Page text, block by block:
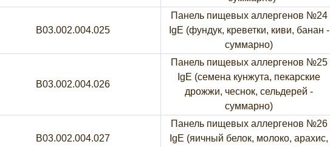
B03.002.004.025
Панель пищевых аллергенов №24
IgE (фундук, креветки, киви, банан -
суммарно)
B03.002.004.026
Панель пищевых аллергенов №25
IgE (семена кунжута, пекарские
дрожжи, чеснок, сельдерей -
суммарно)
B03.002.004.027
Панель пищевых аллергенов №26
IgE (яичный белок, молоко, арахис,